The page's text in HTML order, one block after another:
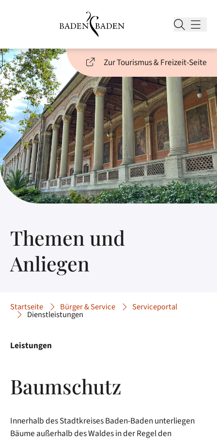
Zur Tourismus & Freizeit-Seite
Themen und
Anliegen
Startseite Bürger & Service Serviceportal
Dienstleistungen
Leistungen
Baumschutz
Innerhalb des Stadtkreises Baden-Baden unterliegen
Bäume außerhalb des Waldes in der Regel den